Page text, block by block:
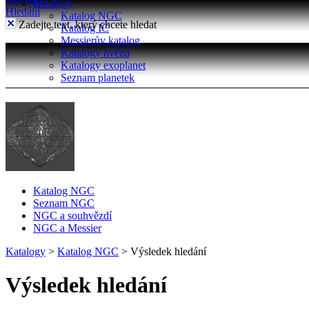
Katalogy
Katalog NGC
Katalog IC
Messierův katalog
Katalogy hvězd
Katalogy exoplanet
Seznam planetek
Hledání
Zadejte text, který chcete hledat
Katalog NGC
Seznam NGC
NGC a souhvězdí
NGC a Messier
Katalogy > Katalog NGC > Výsledek hledání
Výsledek hledání